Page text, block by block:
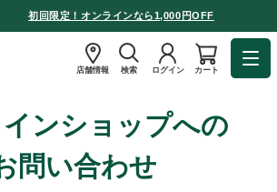
初回限定！オンラインなら1,000円OFF
店舗情報 検索 ログイン カート
ンショップへの
問い合わせ